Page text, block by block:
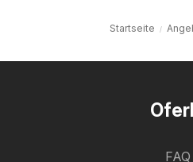
Startseite
FAQ